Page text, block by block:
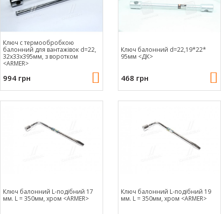
Ключ c термообробкою
балонний для вантажівок d=22,
32х33х395мм, з воротком
<ARMER>
994 грн
Ключ балонний d=22,19*22*
95мм <ДК>
468 грн
Ключ балонний L-подібний 17
мм. L = 350мм, хром <ARMER>
Ключ балонний L-подібний 19
мм. L = 350мм, хром <ARMER>